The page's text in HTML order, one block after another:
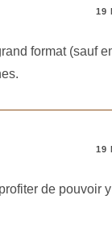
19
format (sauf
19
de pouvoir